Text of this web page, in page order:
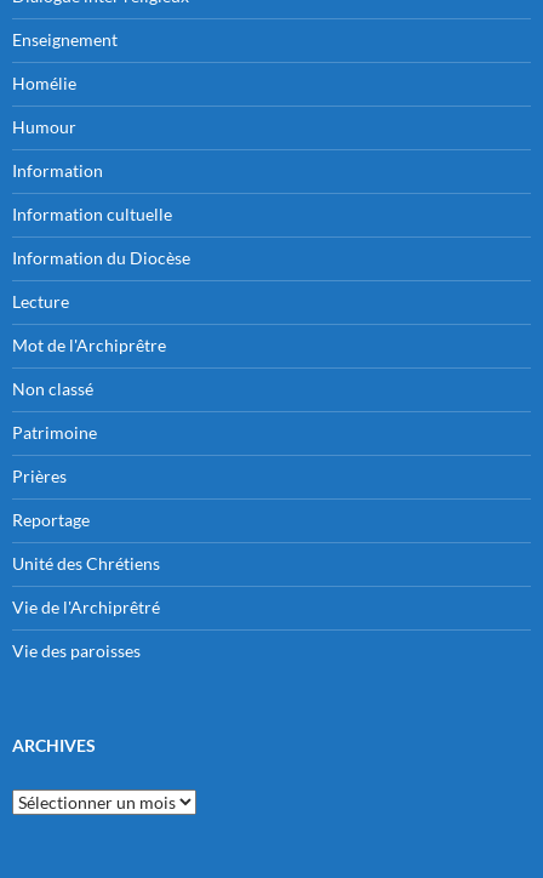
Enseignement
Homélie
Humour
Information
Information cultuelle
Information du Diocèse
Lecture
Mot de l'Archiprêtre
Non classé
Patrimoine
Prières
Reportage
Unité des Chrétiens
Vie de l'Archiprêtré
Vie des paroisses
ARCHIVES
Archives